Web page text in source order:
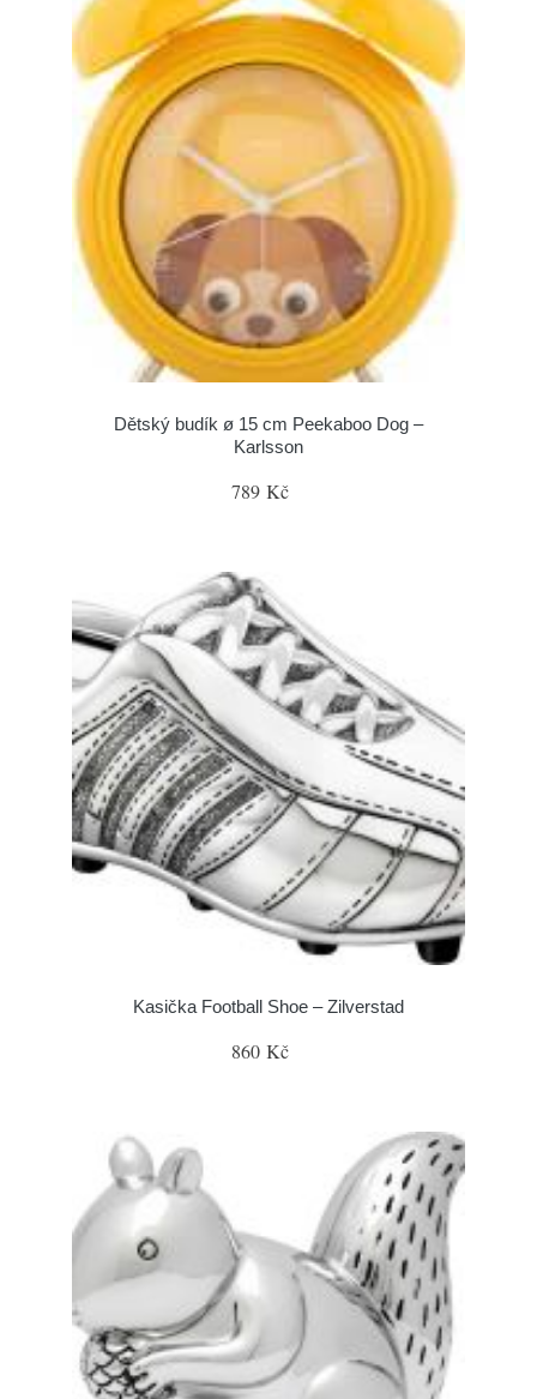
Dětský budík ø 15 cm Peekaboo Dog –
Karlsson
789 Kč
Kasička Football Shoe – Zilverstad
860 Kč